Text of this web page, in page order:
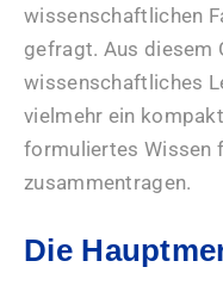
wissenschaftlichen
gefragt. Aus diesem
wissenschaftliches
vielmehr ein
formuliertes Wissen
zusammentragen.
Die